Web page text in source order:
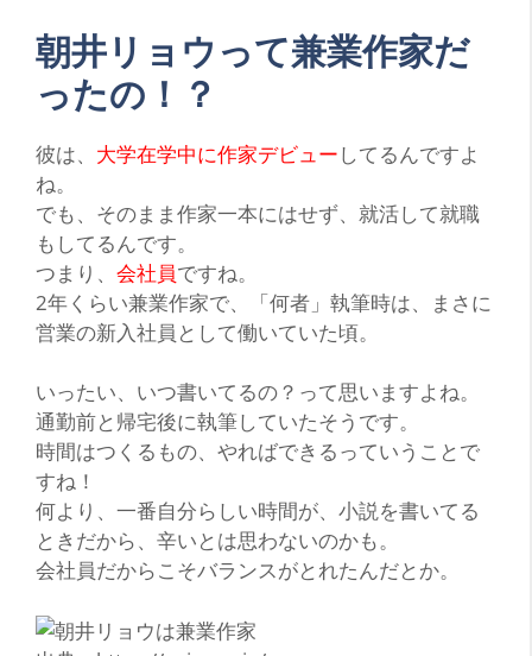
朝井リョウって兼業作家だ
ったの！？
彼は、 大学在学中に作家デビューしてるんですよ
ね。
でも、そのまま作家一本にはせず、就活して就職
もしてるんです。
つまり、 会社員ですね。
2年くらい兼業作家で、「何者」執筆時は、まさに
営業の新入社員として働いていた頃。
いったい、いつ書いてるの？って思いますよね。
通勤前と帰宅後に執筆していたそうです。
時間はつくるもの、やればできるっていうことで
すね！
何より、一番自分らしい時間が、小説を書いてる
ときだから、辛いとは思わないのかも。
会社員だからこそバランスがとれたんだとか。